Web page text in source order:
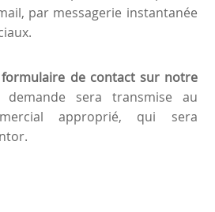
par messagerie instantanée
formulaire de contact sur notre
sera transmise au
approprié, qui sera